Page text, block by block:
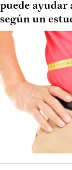
puede ayudar
según un